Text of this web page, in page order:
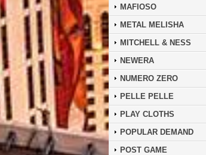
MAFIOSO
METAL MELISHA
MITCHELL & NESS
NEWERA
NUMERO ZERO
PELLE PELLE
PLAY CLOTHS
POPULAR DEMAND
POST GAME